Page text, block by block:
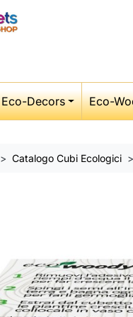
Eco-Decors Eco-
Catalogo Cubi Ecologici